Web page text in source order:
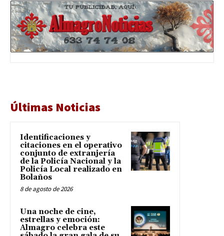
Últimas Noticias
Identificaciones y
citaciones en el operativo
conjunto de extranjería
de la Policía Nacional y la
Policía Local realizado en
Bolaños
8 de agosto de 2026
Una noche de cine,
estrellas y emoción:
Almagro celebra este